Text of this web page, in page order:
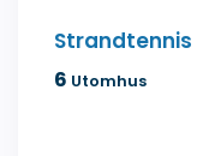
Strandtennis
6 Utomhus